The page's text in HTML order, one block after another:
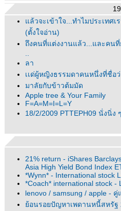
ล้วจะเข้าใจ...ทำไมประเทศเ
(ตั้งใจอ่าน)
ถึงคนที่แต่งงานแล้ว...และคนที่
ลา
เเด่ผู้หญิงธรรมดาคนหนึ่งที่ชื่อ
มาลัยกับข้าวต้มมัด
Apple tree & Your Family
F=A=M=I=L=Y
18/2/2009 PTTEPH09 นั่งนิ่ง
21% return - iShares
Asia High Yield Bond Index
*Wynn* - International stock
*Coach* international stock -
lenovo / samsung / apple -
อนรอยปัญหาเพดานหนี้สหรัฐ